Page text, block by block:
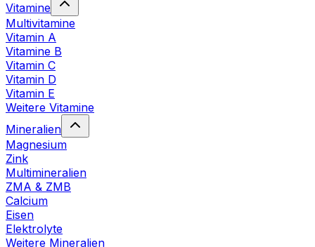
Vitamine
Multivitamine
Vitamin A
Vitamine B
Vitamin C
Vitamin D
Vitamin E
Weitere Vitamine
Mineralien
Magnesium
Zink
Multimineralien
ZMA & ZMB
Calcium
Eisen
Elektrolyte
Weitere Mineralien